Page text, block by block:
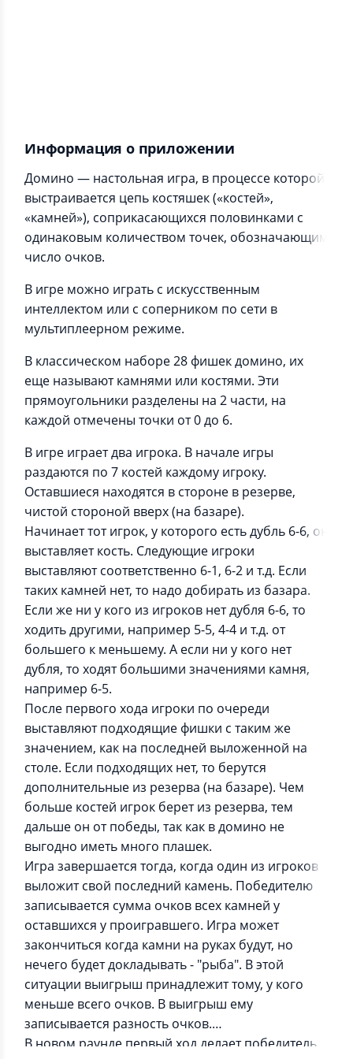
Информация о приложении
Домино — настольная игра, в процессе которой
выстраивается цепь костяшек («костей»,
«камней»), соприкасающихся половинками с
одинаковым количеством точек, обозначающим
число очков.
В игре можно играть с искусственным
интеллектом или с соперником по сети в
мультиплеерном режиме.
В классическом наборе 28 фишек домино, их
еще называют камнями или костями. Эти
прямоугольники разделены на 2 части, на
каждой отмечены точки от 0 до 6.
В игре играет два игрока. В начале игры
раздаются по 7 костей каждому игроку.
Оставшиеся находятся в стороне в резерве,
чистой стороной вверх (на базаре).
Начинает тот игрок, у которого есть дубль 6-6, он
выставляет кость. Следующие игроки
выставляют соответственно 6-1, 6-2 и т.д. Если
таких камней нет, то надо добирать из базара.
Если же ни у кого из игроков нет дубля 6-6, то
ходить другими, например 5-5, 4-4 и т.д. от
большего к меньшему. А если ни у кого нет
дубля, то ходят большими значениями камня,
например 6-5.
После первого хода игроки по очереди
выставляют подходящие фишки с таким же
значением, как на последней выложенной на
столе. Если подходящих нет, то берутся
дополнительные из резерва (на базаре). Чем
больше костей игрок берет из резерва, тем
дальше он от победы, так как в домино не
выгодно иметь много плашек.
Игра завершается тогда, когда один из игроков
выложит свой последний камень. Победителю
записывается сумма очков всех камней у
оставшихся у проигравшего. Игра может
закончиться когда камни на руках будут, но
нечего будет докладывать - "рыба". В этой
ситуации выигрыш принадлежит тому, у кого
меньше всего очков. В выигрыш ему
записывается разность очков.
В новом раунде первый ход делает победитель